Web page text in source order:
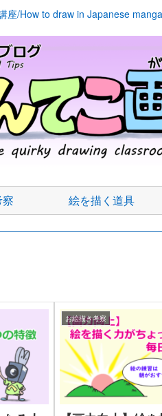
/How to draw in Japanese
絵を描く道具
お絵描き考察